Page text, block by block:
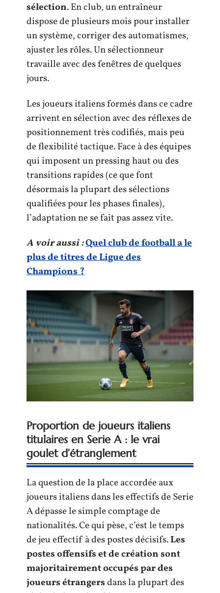
sélection. En club, un entraîneur
dispose de plusieurs mois pour installer
un système, corriger des automatismes,
ajuster les rôles. Un sélectionneur
travaille avec des fenêtres de quelques
jours.
Les joueurs italiens formés dans ce cadre
arrivent en sélection avec des réflexes de
positionnement très codifiés, mais peu
de flexibilité tactique. Face à des équipes
qui imposent un pressing haut ou des
transitions rapides (ce que font
désormais la plupart des sélections
qualifiées pour les phases finales),
l’adaptation ne se fait pas assez vite.
A voir aussi :Quel club de football a le
plus de titres de Ligue des
Champions ?
Proportion de joueurs italiens
titulaires en Serie A : le vrai
goulet d’étranglement
La question de la place accordée aux
joueurs italiens dans les effectifs de Serie
A dépasse le simple comptage de
nationalités. Ce qui pèse, c’est le temps
de jeu effectif à des postes décisifs.Les
postes offensifs et de création sont
majoritairement occupés par des
joueurs étrangersdans la plupart des